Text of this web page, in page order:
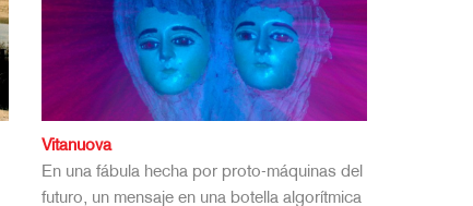
Vitanuova
En una fábula hecha por proto-máquinas del
futuro, un mensaje en una botella algorítmica